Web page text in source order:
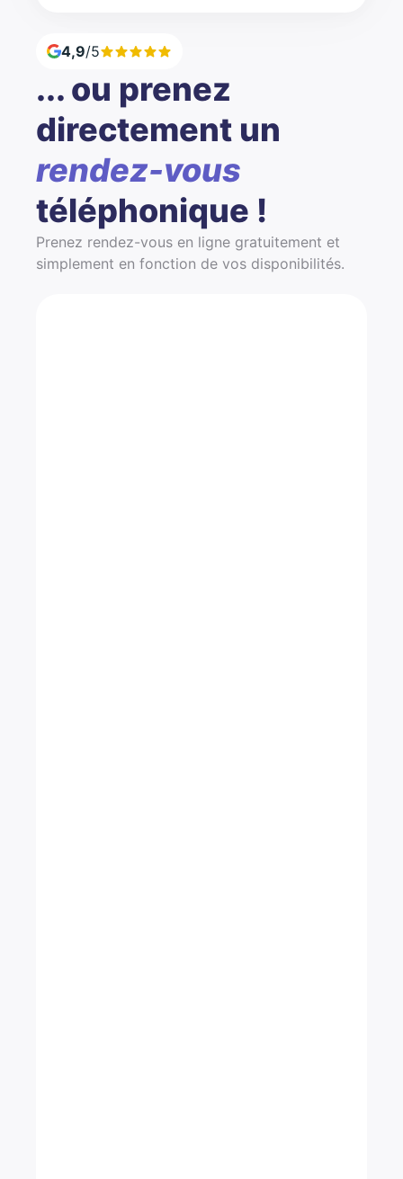
4,9/5
... ou prenez
directement un
rendez-vous
téléphonique !
Prenez rendez-vous en ligne gratuitement et
simplement en fonction de vos disponibilités.